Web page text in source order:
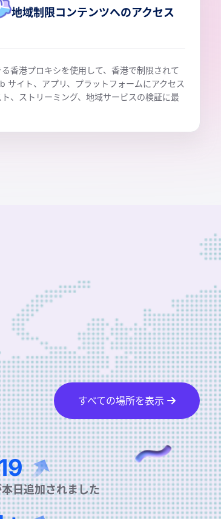
地域制限コンテンツへのアクセス
香港プロキシを使用して、香港で制限されて
サイト、アプリ、プラットフォームにアクセス
ト、ストリーミング、地域サービスの検証に最
すべての場所を表示
日追加されました